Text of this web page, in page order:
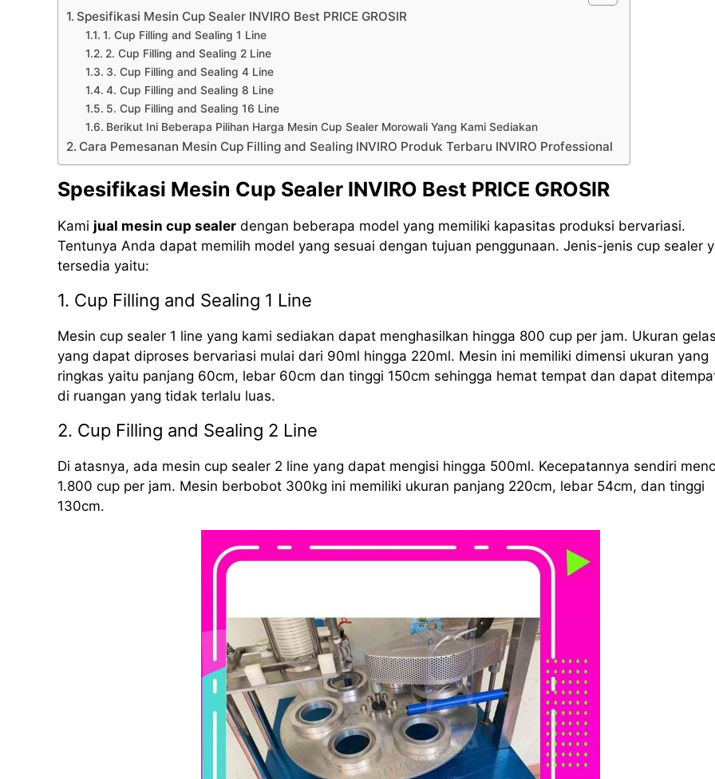
Spesifikasi Mesin Cup Sealer INVIRO Best PRICE GROSIR
1. Cup Filling and Sealing 1 Line
2. Cup Filling and Sealing 2 Line
3. Cup Filling and Sealing 4 Line
4. Cup Filling and Sealing 8 Line
5. Cup Filling and Sealing 16 Line
Berikut Ini Beberapa Pilihan Harga Mesin Cup Sealer Morowali Yang Kami Sediakan
Cara Pemesanan Mesin Cup Filling and Sealing INVIRO Produk Terbaru INVIRO Professional
Spesifikasi Mesin Cup Sealer INVIRO Best PRICE GROSIR
Kami jual mesin cup sealer dengan beberapa model yang memiliki kapasitas produksi bervariasi.
Tentunya Anda dapat memilih model yang sesuai dengan tujuan penggunaan. Jenis-jenis cup sealer
tersedia yaitu:
1. Cup Filling and Sealing 1 Line
Mesin cup sealer 1 line yang kami sediakan dapat menghasilkan hingga 800 cup per jam. Ukuran gelas
yang dapat diproses bervariasi mulai dari 90ml hingga 220ml. Mesin ini memiliki dimensi ukuran yang
ringkas yaitu panjang 60cm, lebar 60cm dan tinggi 150cm sehingga hemat tempat dan dapat
di ruangan yang tidak terlalu luas.
2. Cup Filling and Sealing 2 Line
Di atasnya, ada mesin cup sealer 2 line yang dapat mengisi hingga 500ml. Kecepatannya sendiri
1.800 cup per jam. Mesin berbobot 300kg ini memiliki ukuran panjang 220cm, lebar 54cm, dan tinggi
130cm.